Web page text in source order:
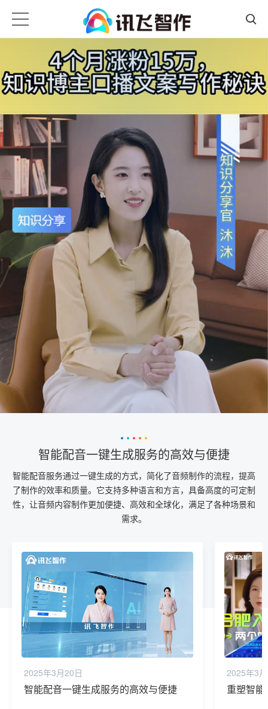
智能配音一键生成服务的高效与便捷
智能配音服务通过一键生成的方式，简化了音频制作的流程，提高
了制作的效率和质量。它支持多种语言和方言，具备高度的可定制
性，让音频内容制作更加便捷、高效和全球化，满足了各种场景和
需求。
2025年3月20日
智能配音一键生成服务的高效与便捷
2025年3
重塑智能